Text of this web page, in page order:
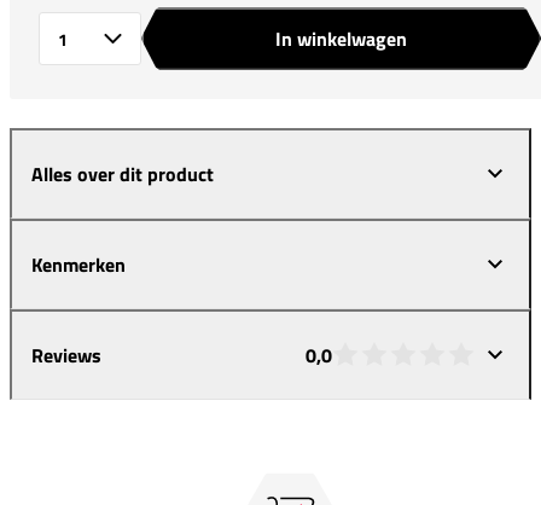
In winkelwagen
Alles over dit product
Kenmerken
Reviews 0,0